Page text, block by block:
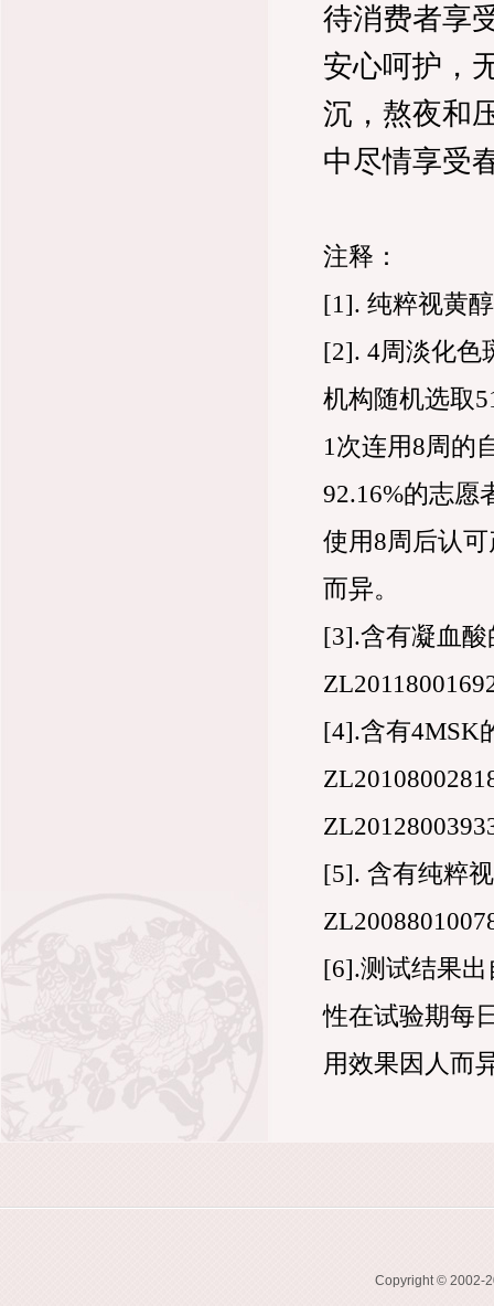
待消费者享
安心呵护，
沉，熬夜和
中尽情享受
注释：
[1]. 纯粹视黄
[2]. 4周淡化色
机构随机选取
1次连用8周的
92.16%的志愿
使用8周后认
而异。
[3].含有凝血酸
[4].含有4MSK
[5]. 含有纯粹
[6].测试结果
性在试验期每
用效果因人而
Copyright © 2002-